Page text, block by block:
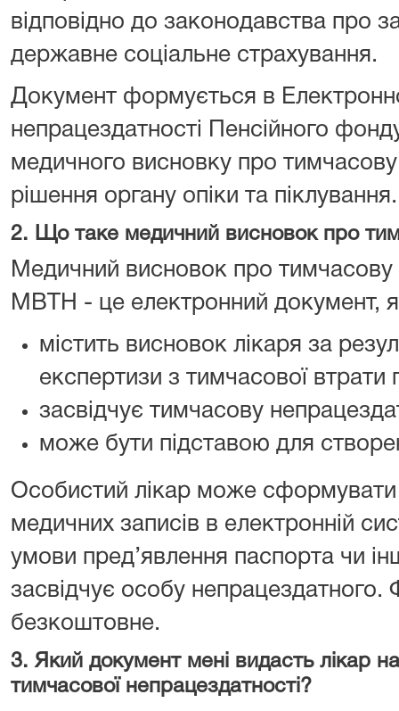
відповідно до законодавства про
державне соціальне страхування.
Документ формується в
непрацездатності Пенсійного
медичного висновку про
рішення органу опіки та піклування.
2. Що таке медичний висновок про
Медичний висновок про тимчасову
МВТН - це електронний документ,
містить висновок лікаря за
експертизи з тимчасової втрати
засвідчує тимчасову
може бути підставою для
Особистий лікар може
медичних записів в електронній
умови пред’явлення паспорта чи
засвідчує особу
безкоштовне.
3. Який документ мені видасть лікар
тимчасової непрацездатності?